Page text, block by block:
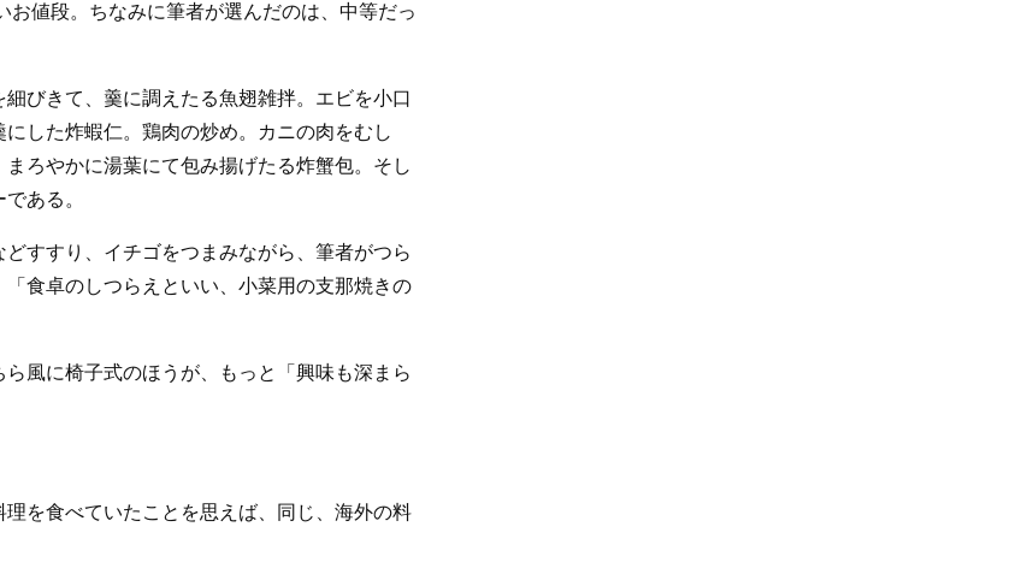
値段。ちなみに筆者が選んだのは、中等だっ
びきて、羹に調えたる魚翅雑拌。エビを小口
した炸蝦仁。鶏肉の炒め。カニの肉をむし
ろやかに湯葉にて包み揚げたる炸蟹包。そし
ある。
すすり、イチゴをつまみながら、筆者がつら
食卓のしつらえといい、小菜用の支那焼きの
風に椅子式のほうが、もっと「興味も深まら
を食べていたことを思えば、同じ、海外の料